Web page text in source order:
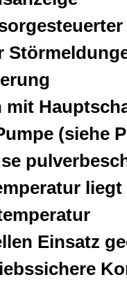
mit
(siehe
Einsatz